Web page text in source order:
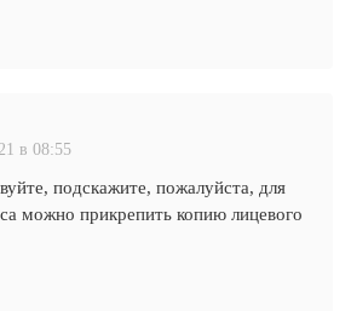
в 08:55
подскажите, пожалуйста, для
можно прикрепить копию лицевого